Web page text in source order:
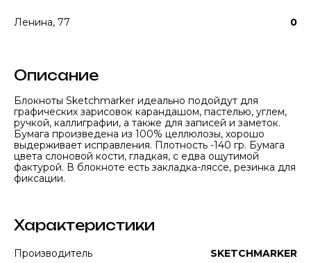
Ленина, 77 0
Описание
Блокноты Sketchmarker идеально подойдут для
графических зарисовок карандашом, пастелью, углем,
ручкой, каллиграфии, а также для записей и заметок.
Бумага произведена из 100% целлюлозы, хорошо
выдерживает исправления. Плотность -140 гр. Бумага
цвета слоновой кости, гладкая, с едва ощутимой
фактурой. В блокноте есть закладка-ляссе, резинка для
фиксации.
Характеристики
Производитель SKETCHMARKER